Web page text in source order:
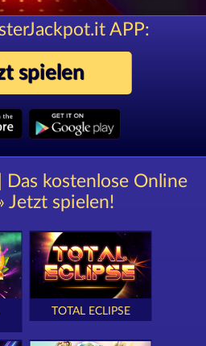
APP:
spielen
Das kostenlose Online
Jetzt spielen!
TOTAL ECLIPSE